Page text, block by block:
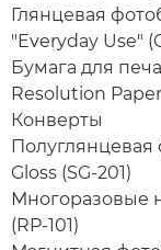
Глянцевая
"Everyday Use"
Бумага для
Resolution Paper
Конверты
Полуглянцевая
Gloss (SG-201)
Многоразовые
(RP-101)